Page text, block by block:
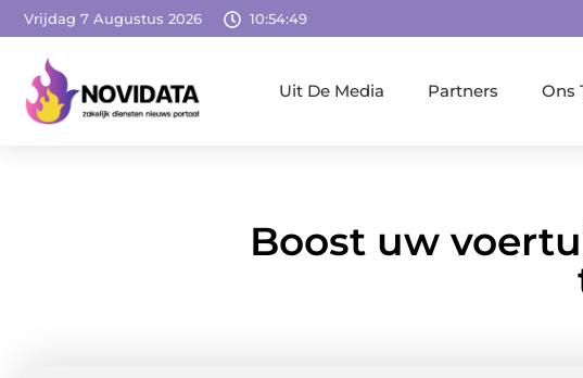
Vrijdag 7 Augustus 2026 10:54:51
Uit De Media Partners Ons
Boost uw